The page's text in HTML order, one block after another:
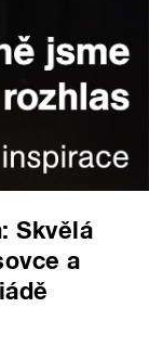
Skvělá
a